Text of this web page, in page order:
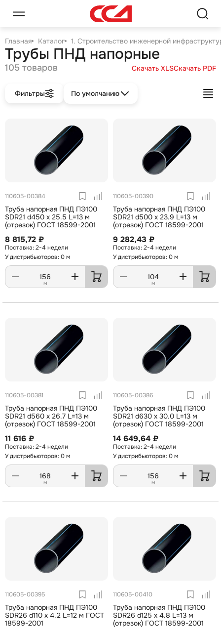
Главная Каталог 1. Строительство инженерной
Трубы ПНД напорные
105 товаров Скачать XLSСкачать PDF
Фильтры По умолчанию
110605-00384
Труба напорная ПНД ПЭ100
SDR21 d450 х 25.5 L=13 м
(отрезок) ГОСТ 18599-2001
8 815,72 ₽
2-4 недели
У дистрибьюторов: 0 м
м
110605-00390
Труба напорная ПНД ПЭ100
SDR21 d500 х 23.9 L=13 м
(отрезок) ГОСТ 18599-2001
9 282,43 ₽
2-4 недели
У дистрибьюторов: 0 м
м
110605-00381
Труба напорная ПНД ПЭ100
SDR21 d560 х 26.7 L=13 м
(отрезок) ГОСТ 18599-2001
11 616 ₽
2-4 недели
У дистрибьюторов: 0 м
м
110605-00386
Труба напорная ПНД ПЭ100
SDR21 d630 х 30.0 L=13 м
(отрезок) ГОСТ 18599-2001
14 649,64 ₽
2-4 недели
У дистрибьюторов: 0 м
м
110605-00395
Труба напорная ПНД ПЭ100
SDR26 d110 х 4.2 L=12 м ГОСТ
18599-2001
110605-00410
Труба напорная ПНД ПЭ100
SDR26 d125 х 4.8 L=13 м
(отрезок) ГОСТ 18599-2001